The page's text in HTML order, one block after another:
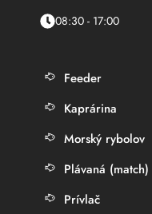
08:30 - 17:00
Feeder
Kaprárina
Morský rybolov
Plávaná (match)
Prívlač